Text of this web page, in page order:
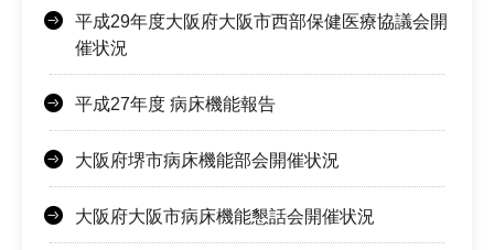
平成29年度大阪府大阪市西部保健医療協議会開
催状況
平成27年度 病床機能報告
大阪府堺市病床機能部会開催状況
大阪府大阪市病床機能懇話会開催状況